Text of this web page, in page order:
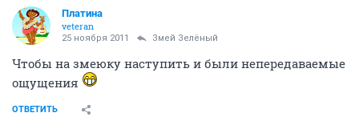
Платина
veteran
25 ноября 2011 Змей Зелёный
Чтобы на змеюку наступить и были непередаваемые
ощущения
ОТВЕТИТЬ